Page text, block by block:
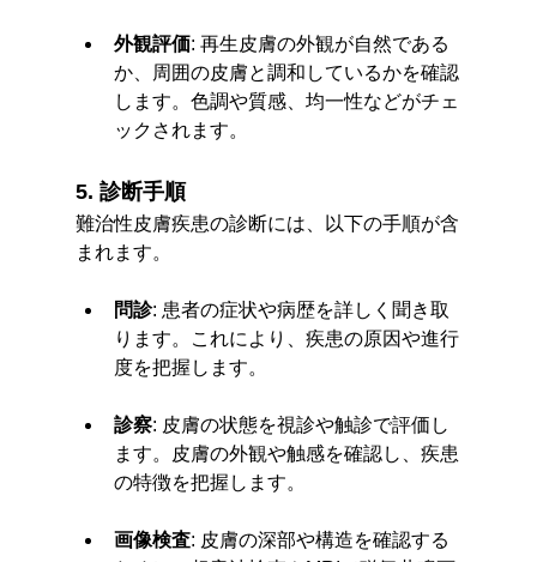
外観評価: 再生皮膚の外観が自然である
か、周囲の皮膚と調和しているかを確認
します。色調や質感、均一性などがチェ
ックされます。
5. 診断手順
難治性皮膚疾患の診断には、以下の手順が含
まれます。
問診: 患者の症状や病歴を詳しく聞き取
ります。これにより、疾患の原因や進行
度を把握します。
診察: 皮膚の状態を視診や触診で評価し
ます。皮膚の外観や触感を確認し、疾患
の特徴を把握します。
画像検査: 皮膚の深部や構造を確認する